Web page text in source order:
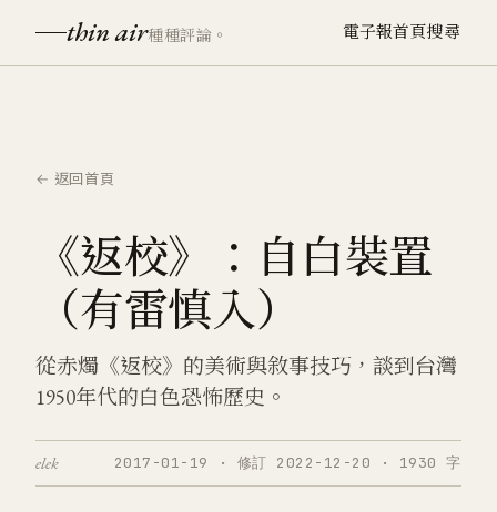
thin air種種評論。 電子報首頁搜尋
← 返回首頁
《返校》：自白裝置
（有雷慎入）
從赤燭《返校》的美術與敘事技巧，談到台灣
1950年代的白色恐怖歷史。
elek 2017-01-19 · 修訂 2022-12-20 · 1930 字